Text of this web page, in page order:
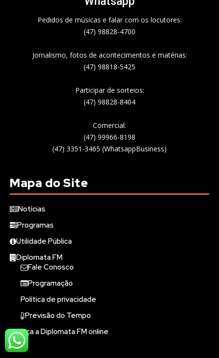
Pedidos de músicas e falar com os locutores:
(47) 98828-4700
Jornalismo, fotos de acontecimentos e matérias:
(47) 98818-5425
Participar de sorteios:
(47) 98828-8404
Comercial:
(47) 99966-8198
(47) 3351-3465 (WhatsappBusiness)
Mapa do Site
Notícias
Programas
Utilidade Pública
Diplomata FM
Fale Conosco
Programação
Política de privacidade
Previsão do Tempo
Ouça a Diplomata FM online